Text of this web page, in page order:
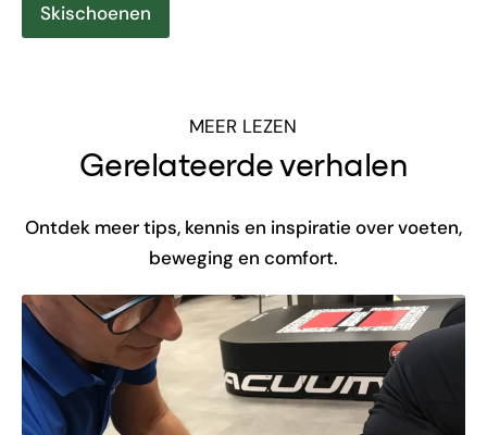
Skischoenen
MEER LEZEN
Gerelateerde verhalen
Ontdek meer tips, kennis en inspiratie over voeten,
beweging en comfort.